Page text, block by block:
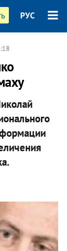
РУС